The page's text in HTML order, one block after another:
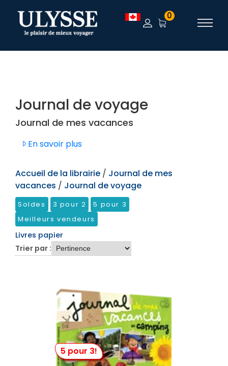
TEST 0
Journal de voyage
Journal de mes vacances
En savoir plus
Accueil de la librairie / Journal de mes
vacances / Journal de voyage
Soldes 3 pour 2
5 pour 3
Meilleurs vendeurs
Livres papier
Trier par :
5 pour 3!